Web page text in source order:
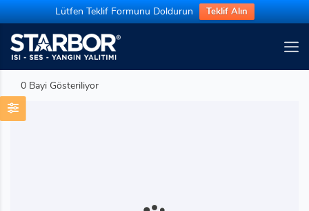
Lütfen Teklif Formunu Doldurun Teklif Alın
0 Bayi Gösteriliyor